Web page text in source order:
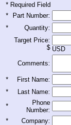
* Required Field
*
Part Number:
*
Quantity:
Target Price:
$ USD
Comments:
*
First Name:
*
Last Name:
*
Phone
Number:
*
Company: